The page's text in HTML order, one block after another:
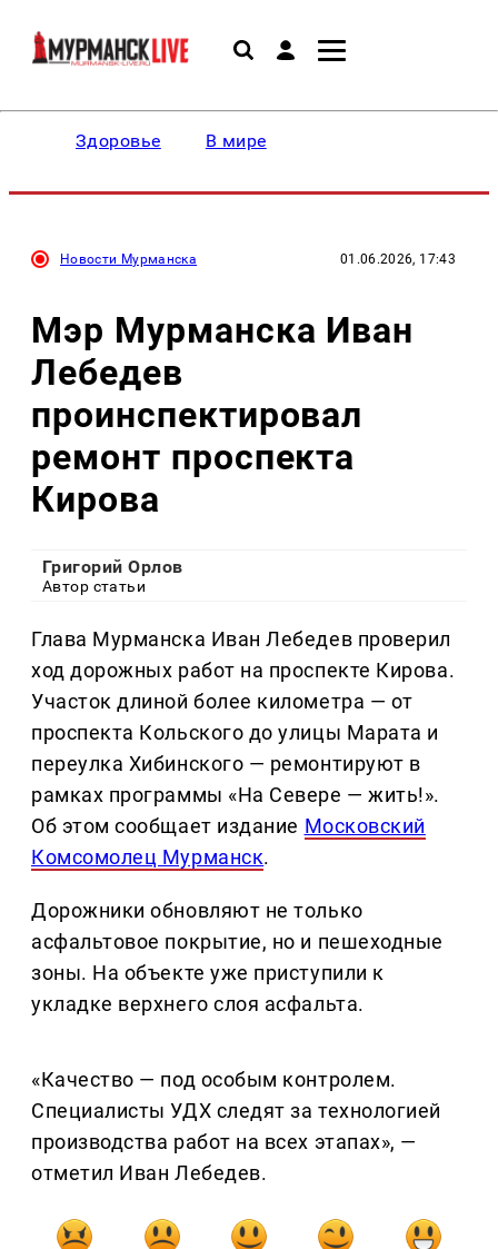
Здоровье В мире
Новости Мурманска 01.06.2026, 17:43
Мэр Мурманска Иван
Лебедев
проинспектировал
ремонт проспекта
Кирова
Григорий Орлов
Автор статьи
Глава Мурманска Иван Лебедев проверил
ход дорожных работ на проспекте Кирова.
Участок длиной более километра — от
проспекта Кольского до улицы Марата и
переулка Хибинского — ремонтируют в
рамках программы «На Севере — жить!».
Об этом сообщает издание Московский
Комсомолец Мурманск.
Дорожники обновляют не только
асфальтовое покрытие, но и пешеходные
зоны. На объекте уже приступили к
укладке верхнего слоя асфальта.
«Качество — под особым контролем.
Специалисты УДХ следят за технологией
производства работ на всех этапах», —
отметил Иван Лебедев.